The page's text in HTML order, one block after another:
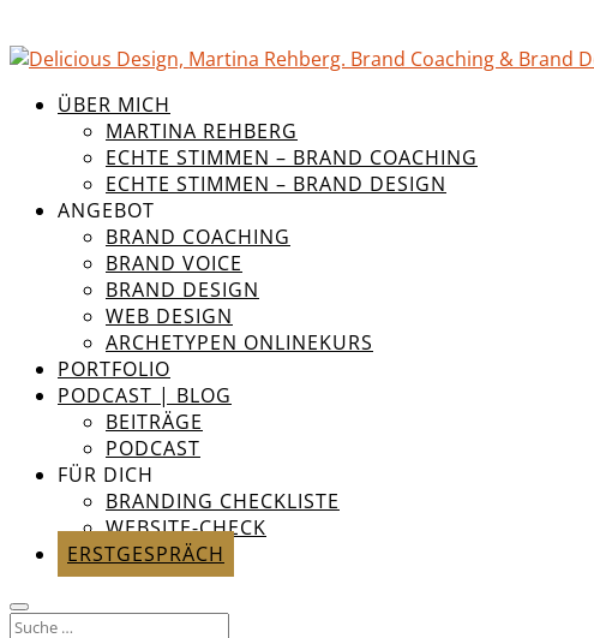
ÜBER MICH
MARTINA REHBERG
ECHTE STIMMEN – BRAND COACHING
ECHTE STIMMEN – BRAND DESIGN
ANGEBOT
BRAND COACHING
BRAND VOICE
BRAND DESIGN
WEB DESIGN
ARCHETYPEN ONLINEKURS
PORTFOLIO
PODCAST | BLOG
BEITRÄGE
PODCAST
FÜR DICH
BRANDING CHECKLISTE
WEBSITE-CHECK
ERSTGESPRÄCH